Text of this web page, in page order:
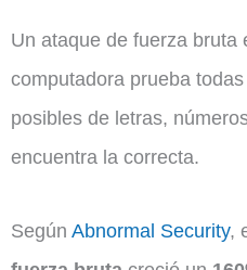
Un ataque de fuerza bruta
computadora prueba
posibles de letras,
encuentra la correcta.
Según Abnormal Security,